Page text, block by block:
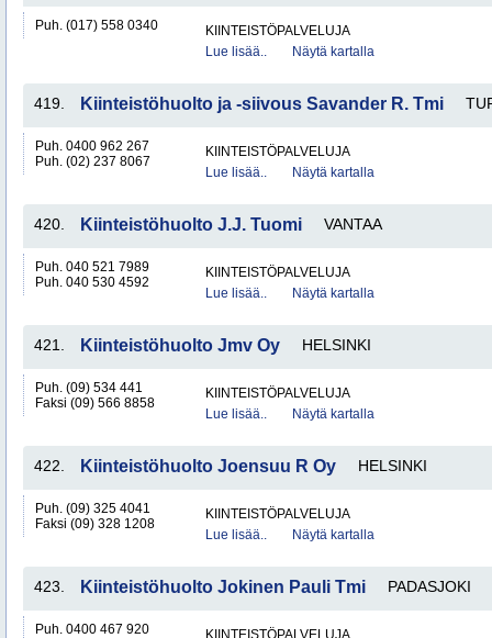
Puh. (017) 558 0340
KIINTEISTÖPALVELUJA
Lue lisää..
Näytä kartalla
419. Kiinteistöhuolto ja -siivous Savander R. Tmi
Puh. 0400 962 267
Puh. (02) 237 8067
KIINTEISTÖPALVELUJA
Lue lisää..
Näytä kartalla
420. Kiinteistöhuolto J.J. Tuomi VANTAA
Puh. 040 521 7989
Puh. 040 530 4592
KIINTEISTÖPALVELUJA
Lue lisää..
Näytä kartalla
421. Kiinteistöhuolto Jmv Oy HELSINKI
Puh. (09) 534 441
Faksi (09) 566 8858
KIINTEISTÖPALVELUJA
Lue lisää..
Näytä kartalla
422. Kiinteistöhuolto Joensuu R Oy HELSINKI
Puh. (09) 325 4041
Faksi (09) 328 1208
KIINTEISTÖPALVELUJA
Lue lisää..
Näytä kartalla
423. Kiinteistöhuolto Jokinen Pauli Tmi PADASJOKI
Puh. 0400 467 920 KIINTEISTÖPALVELUJA